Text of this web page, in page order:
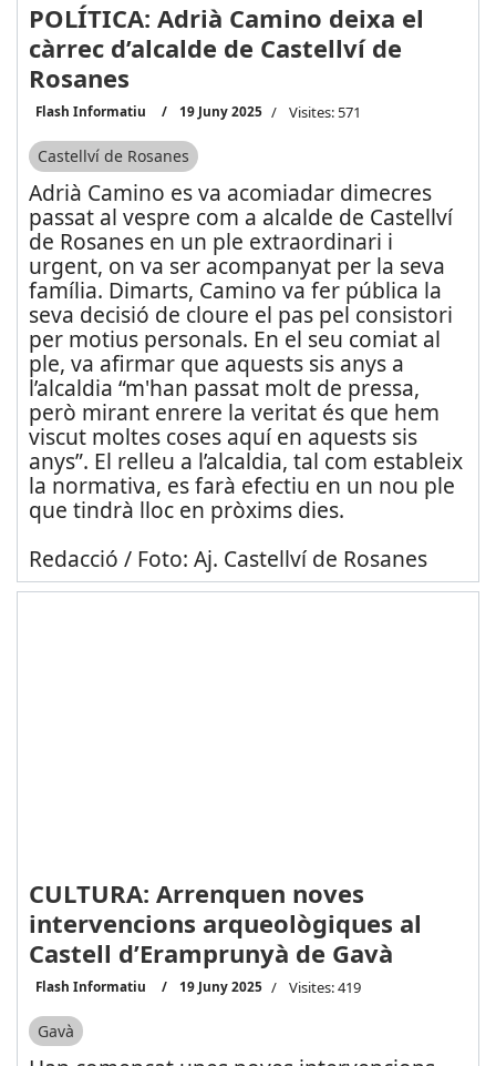
POLÍTICA: Adrià Camino deixa el
càrrec d’alcalde de Castellví de
Rosanes
Flash Informatiu 19 Juny 2025 Visites: 571
Castellví de Rosanes
Adrià Camino es va acomiadar dimecres
passat al vespre com a alcalde de Castellví
de Rosanes en un ple extraordinari i
urgent, on va ser acompanyat per la seva
família. Dimarts, Camino va fer pública la
seva decisió de cloure el pas pel consistori
per motius personals. En el seu comiat al
ple, va afirmar que aquests sis anys a
l’alcaldia “m'han passat molt de pressa,
però mirant enrere la veritat és que hem
viscut moltes coses aquí en aquests sis
anys”. El relleu a l’alcaldia, tal com estableix
la normativa, es farà efectiu en un nou ple
que tindrà lloc en pròxims dies.
Redacció / Foto: Aj. Castellví de Rosanes
CULTURA: Arrenquen noves
intervencions arqueològiques al
Castell d’Eramprunyà de Gavà
Flash Informatiu 19 Juny 2025 Visites: 419
Gavà